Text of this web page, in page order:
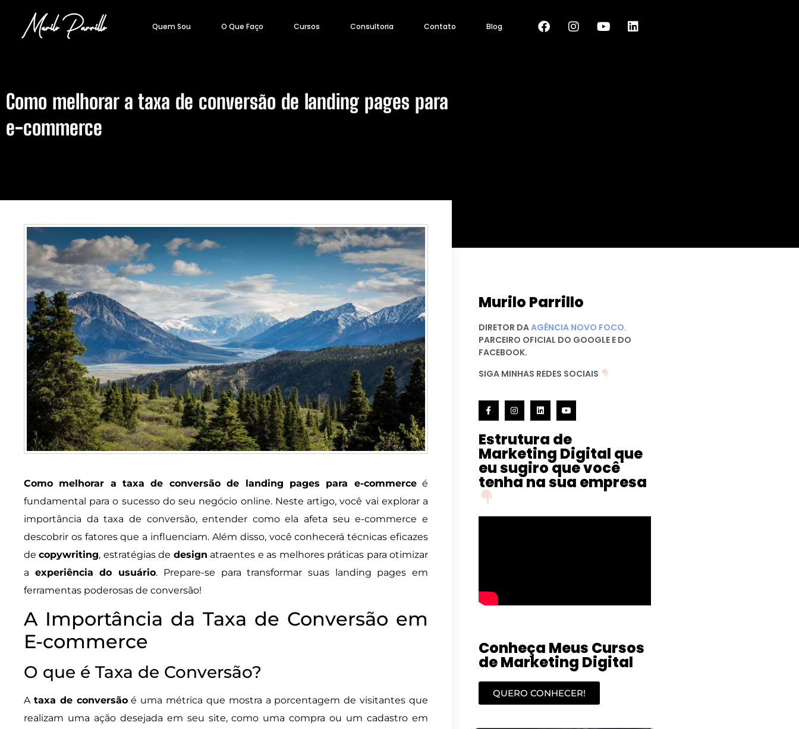
Quem Sou O Que Faço Cursos Consultoria Contato Blog
Como melhorar a taxa de conversão de landing pages para
e-commerce
Como melhorar a taxa de conversão de landing pages para e-commerceé
fundamental para o sucesso do seu negócio online. Neste artigo, você vai explorar a
importância da taxa de conversão, entender como ela afeta seu e-commerce e
descobrir os fatores que a influenciam. Além disso, você conhecerá técnicas eficazes
decopywriting, estratégias de design atraentes e as melhores práticas para otimizar
a experiência do usuário. Prepare-se para transformar suas landing pages em
ferramentas poderosas de conversão!
A Importância da Taxa de Conversão em
E-commerce
O que é Taxa de Conversão?
A taxa de conversãoé uma métrica que mostra a porcentagem de visitantes que
realizam uma ação desejada em seu site, como uma compra ou um cadastro em
Murilo Parrillo
DIRETOR DAAGÊNCIA NOVO FOCO.
PARCEIRO OFICIAL DO GOOGLE E DO
FACEBOOK.
SIGA MINHAS REDES SOCIAIS
Estrutura de
Marketing Digital que
eu sugiro que você
tenha na sua empresa
Conheça Meus Cursos
de Marketing Digital
QUERO CONHECER!